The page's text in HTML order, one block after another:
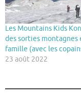
Les Mountains Kids
des sorties montagnes
famille (avec les
23 août 2022